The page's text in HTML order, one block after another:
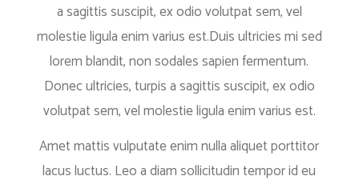
a sagittis suscipit, ex odio volutpat sem, vel
molestie ligula enim varius est.Duis ultricies mi sed
lorem blandit, non sodales sapien fermentum.
Donec ultricies, turpis a sagittis suscipit, ex odio
volutpat sem, vel molestie ligula enim varius est.
Amet mattis vulputate enim nulla aliquet porttitor
lacus luctus. Leo a diam sollicitudin tempor id eu